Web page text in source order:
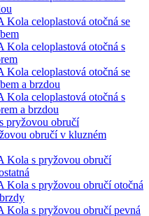
Kola celoplastová otočná se
Kola celoplastová otočná s
Kola celoplastová otočná se
a brzdou
Kola celoplastová otočná s
a brzdou
pryžovou obručí
obručí v kluzném
Kola s pryžovou obručí
Kola s pryžovou obručí otočná
Kola s pryžovou obručí pevná